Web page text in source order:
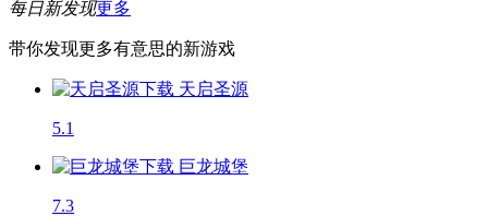
每日新发现更多
带你发现更多有意思的新游戏
天启圣源
5.1
巨龙城堡
7.3